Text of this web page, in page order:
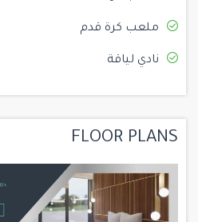
ملعب كرة قدم
نادي لياقة
FLOOR PLANS